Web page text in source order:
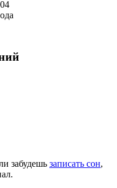
забудешь записать сон,